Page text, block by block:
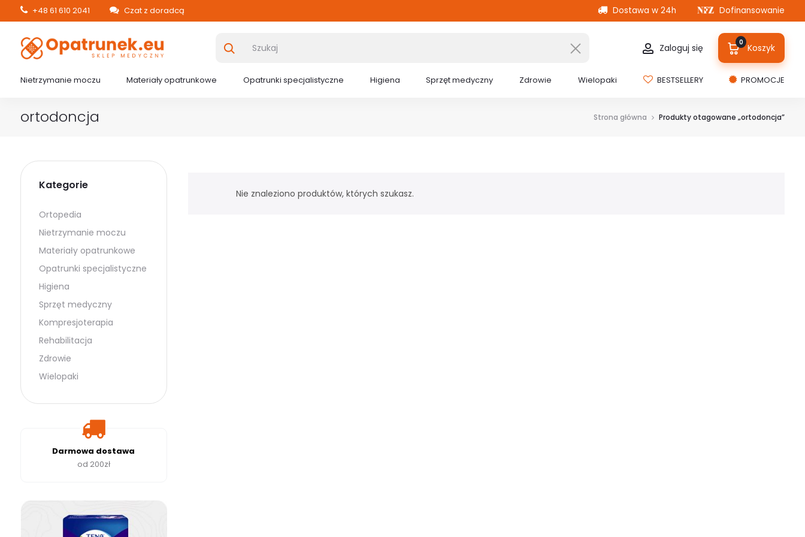
+48 61 610 2041 Czat z doradcą Dostawa w 24h Dofinansowanie
Zaloguj się 0 Koszyk
Nietrzymanie moczu Materiały opatrunkowe Opatrunki specjalistyczne Higiena Sprzęt medyczny Zdrowie Wielopaki BESTSELLERY PROMOCJE
ortodoncja Strona główna Produkty otagowane „ortodoncja”
Nie znaleziono produktów, których szukasz.
Kategorie
Ortopedia
Nietrzymanie moczu
Materiały opatrunkowe
Opatrunki specjalistyczne
Higiena
Sprzęt medyczny
Kompresjoterapia
Rehabilitacja
Zdrowie
Wielopaki
Darmowa dostawa
od 200zł